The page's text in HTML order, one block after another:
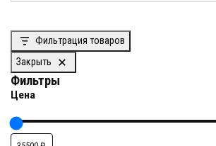
Фильтрация товаров
Закрыть
Фильтры
Цена